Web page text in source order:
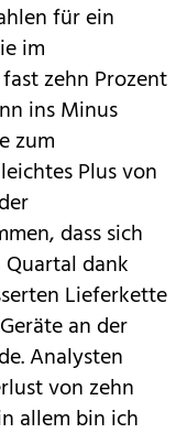
für ein
im
zehn Prozent
ins Minus
zum
Plus von
dass sich
dank
Lieferkette
an der
Analysten
von zehn
allem bin ich